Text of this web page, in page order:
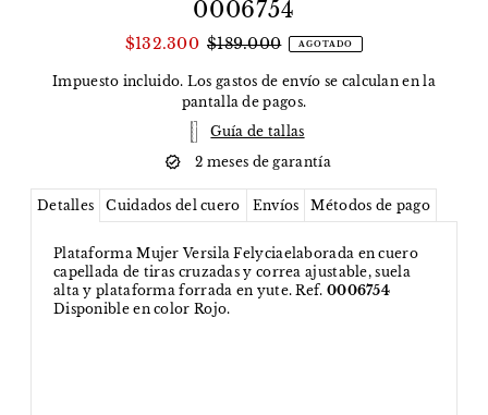
0006754
$132.300 $189.000 AGOTADO
Impuesto incluido. Los gastos de envío se calculan en la
pantalla de pagos.
Guía de tallas
2 meses de garantía
Detalles Cuidados del cuero Envíos Métodos de pago
Plataforma Mujer Versila Felyciaelaborada en cuero
capellada de tiras cruzadas y correa ajustable, suela
alta y plataforma forrada en yute. Ref. 0006754
Disponible en color Rojo.